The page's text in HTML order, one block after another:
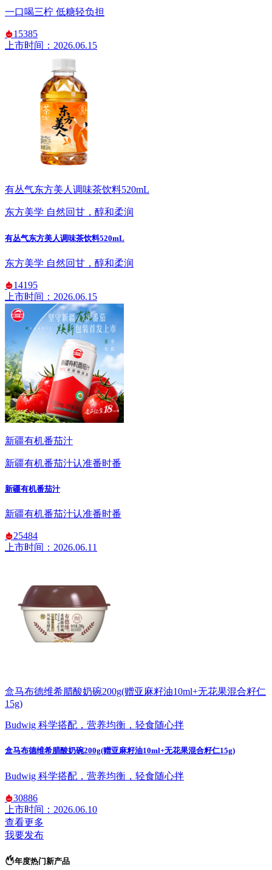
一口喝三柠 低糖轻负担
15385
上市时间：2026.06.15
有丛气东方美人调味茶饮料520mL
东方美学 自然回甘，醇和柔润
有丛气东方美人调味茶饮料520mL
东方美学 自然回甘，醇和柔润
14195
上市时间：2026.06.15
新疆有机番茄汁
新疆有机番茄汁认准番时番
新疆有机番茄汁
新疆有机番茄汁认准番时番
25484
上市时间：2026.06.11
盒马布德维希腊酸奶碗200g(赠亚麻籽油10ml+无花果混合籽仁
15g)
Budwig 科学搭配，营养均衡，轻食随心拌
盒马布德维希腊酸奶碗200g(赠亚麻籽油10ml+无花果混合籽仁15g)
Budwig 科学搭配，营养均衡，轻食随心拌
30886
上市时间：2026.06.10
查看更多
我要发布
年度热门新产品